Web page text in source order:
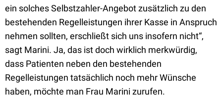
ein solches Selbstzahler-Angebot zusätzlich zu den
bestehenden Regelleistungen ihrer Kasse in Anspruch
nehmen sollten, erschließt sich uns insofern nicht“,
sagt Marini. Ja, das ist doch wirklich merkwürdig,
dass Patienten neben den bestehenden
Regelleistungen tatsächlich noch mehr Wünsche
haben, möchte man Frau Marini zurufen.